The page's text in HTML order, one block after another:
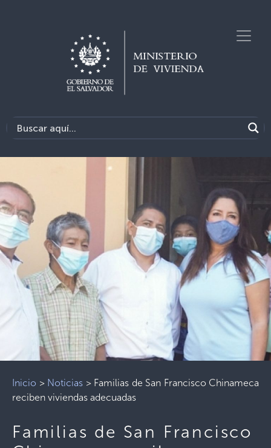
Inicio > Noticias > Familias de San Francisco Chinameca
reciben viviendas adecuadas
Familias de San Francisco